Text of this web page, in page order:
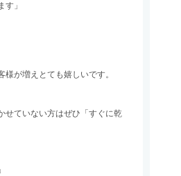
す」
様が増えとても嬉しいです。
せていない方はぜひ「すぐに乾